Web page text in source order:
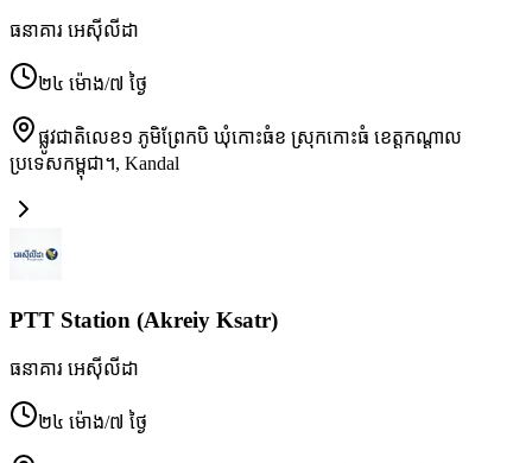
ធនាគារ អេស៊ីលីដា
២៤ ម៉ោង/៧ ថ្ងៃ
ផ្លូវជាតិលេខ១ ភូមិព្រែកបិ ឃុំកោះធំខ ស្រុកកោះធំ ខេត្តកណ្ដាល
ប្រទេសកម្ពុជា។, Kandal
PTT Station (Akreiy Ksatr)
ធនាគារ អេស៊ីលីដា
២៤ ម៉ោង/៧ ថ្ងៃ